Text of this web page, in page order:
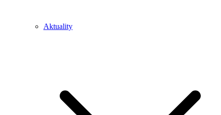
Aktuality